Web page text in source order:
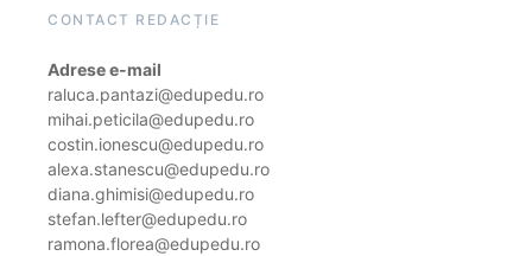
CONTACT REDACȚIE
Adrese e-mail
raluca.pantazi@edupedu.ro
mihai.peticila@edupedu.ro
costin.ionescu@edupedu.ro
alexa.stanescu@edupedu.ro
diana.ghimisi@edupedu.ro
stefan.lefter@edupedu.ro
ramona.florea@edupedu.ro